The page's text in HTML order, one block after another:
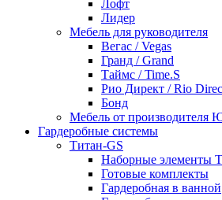
Лофт
Лидер
Мебель для руководителя
Вегас / Vegas
Гранд / Grand
Таймс / Time.S
Рио Директ / Rio
Бонд
Мебель от
Гардеробные системы
Титан-GS
Наборные элементы
Готовые комплекты
Гардеробная в ванной